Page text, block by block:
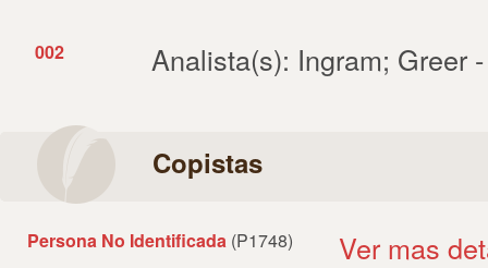
002 Analista(s): Ingram; Greer
Copistas
Persona No Identificada (P1748) Ver mas